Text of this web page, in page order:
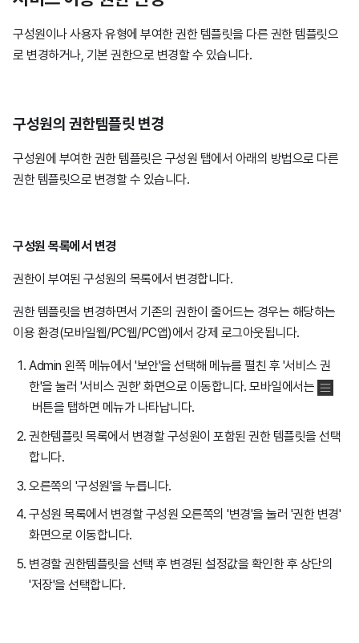
구성원이나 사용자 유형에 부여한 권한 템플릿을 다른 권한 템플릿으
로 변경하거나, 기본 권한으로 변경할 수 있습니다.
구성원의 권한템플릿 변경
구성원에 부여한 권한 템플릿은 구성원 탭에서 아래의 방법으로 다른
권한 템플릿으로 변경할 수 있습니다.
구성원 목록에서 변경
권한이 부여된 구성원의 목록에서 변경합니다.
권한 템플릿을 변경하면서 기존의 권한이 줄어드는 경우는 해당하는
이용 환경(모바일웹/PC웹/PC앱)에서 강제 로그아웃됩니다.
Admin 왼쪽 메뉴에서 '보안'을 선택해 메뉴를 펼친 후 '서비스 권
한'을 눌러 '서비스 권한' 화면으로 이동합니다. 모바일에서는
버튼을 탭하면 메뉴가 나타납니다.
권한템플릿 목록에서 변경할 구성원이 포함된 권한 템플릿을 선택
합니다.
오른쪽의 '구성원'을 누릅니다.
구성원 목록에서 변경할 구성원 오른쪽의 '변경'을 눌러 '권한 변경'
화면으로 이동합니다.
변경할 권한템플릿을 선택 후 변경된 설정값을 확인한 후 상단의
'저장'을 선택합니다.